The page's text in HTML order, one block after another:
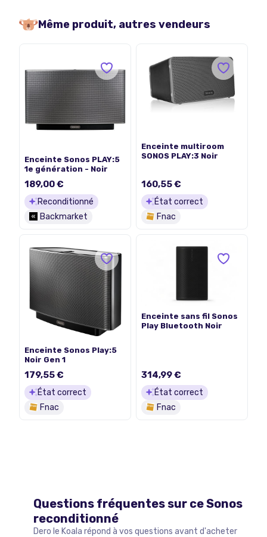
Même produit, autres vendeurs
Enceinte Sonos PLAY:5
1e génération - Noir
189,00 €
Reconditionné
Backmarket
Enceinte multiroom
SONOS PLAY:3 Noir
160,55 €
État correct
Fnac
Enceinte Sonos Play:5
Noir Gen 1
179,55 €
État correct
Fnac
Enceinte sans fil Sonos
Play Bluetooth Noir
314,99 €
État correct
Fnac
Questions fréquentes sur ceSonos
reconditionné
Dero le Koala répond à vos questions avant d'acheter